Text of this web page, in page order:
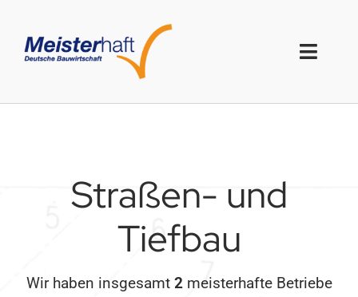
content
Startseite
Für Bauherren
Handwerkersuche
Straßen- und
Tiefbau
Wir haben insgesamt 2meisterhafte Betriebe